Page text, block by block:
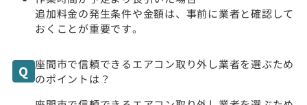
追加料金の発生条件や金額は、事前に業者と確認して
おくことが重要です。
座間市で信頼できるエアコン取り外し業者を選ぶため
のポイントは？